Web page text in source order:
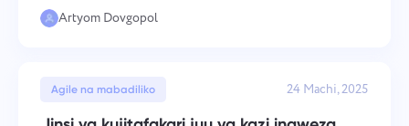
Artyom Dovgopol
Agile na mabadiliko 24 Machi, 2025
Jina
na faili zozote zinazofaa. Ushiriki wako hai
hutusaidia kuboresha uzoefu wa watumiaji,
kuhakikisha huduma bora kwa kila mtu.